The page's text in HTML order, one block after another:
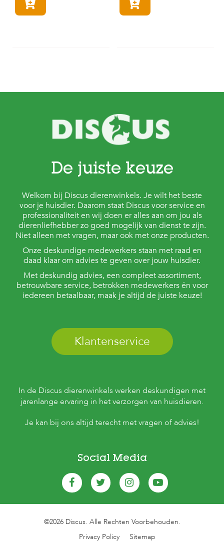
De juiste keuze
Welkom bij Discus dierenwinkels. Je wilt het beste
voor je huisdier. Daarom staat Discus voor service en
professionaliteit en wij doen er alles aan om jou als
dierenliefhebber zo goed mogelijk van dienst te zijn.
Niet alleen met vragen, maar ook met onze producten.
Onze deskundige medewerkers staan met raad en
daad klaar om advies te geven over jouw huisdier.
Met deskundig advies, een compleet assortiment,
betrouwbare service, betrokken medewerkers én voor
iedereen betaalbaar, maak je altijd de juiste keuze!
Klantenservice
In de Discus dierenwinkels werken deskundigen met
jarenlange ervaring in het verzorgen van huisdieren.
Je kan bij ons altijd terecht met vragen of advies!
Social Media
©2026 Discus. Alle Rechten Voorbehouden.
Privacy Policy
Sitemap